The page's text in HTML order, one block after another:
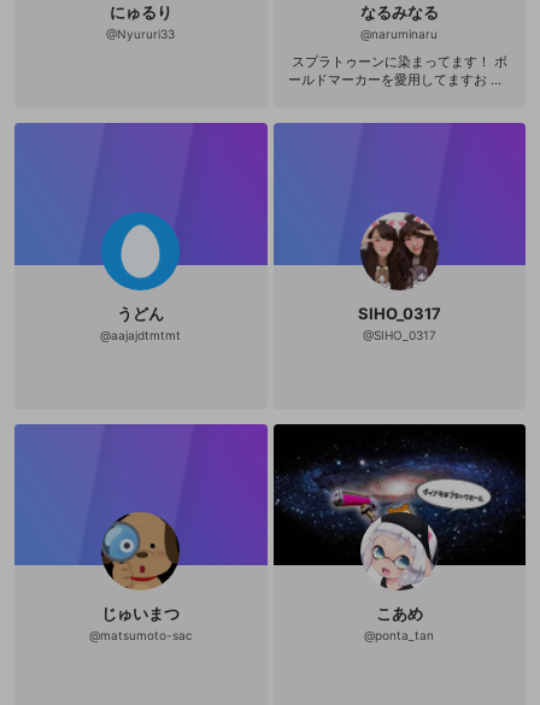
にゅるり
@Nyururi33
なるみなる
@naruminaru
スプラトゥーンに染まってます！ ボ
ールドマーカーを愛用してますお NN
ド募集してます！下手な小僧(29歳)
で良ければタグマしたいれす(＞＜==
=＜%%%% ニコ生主もやってます
ー！ http://com.nicovideo.jp/comm
o.jp/community/co3152193 イカ、
の塩辛で有名な函館出身の道産子で
ω･´ ) スプラトゥーン2発売前にＳ＋
になる事を目標にします！！！ スプ
ラトゥーン世界では 常にガチボッチ
でなんで宜しくお願いします(´ ◉ω◉ `
三 ´ ◉ω◉ `)ひゅんひゅん
うどん
@aajajdtmtmt
SIHO_0317
@SIHO_0317
じゅいまつ
@matsumoto-sac
こあめ
@ponta_tan